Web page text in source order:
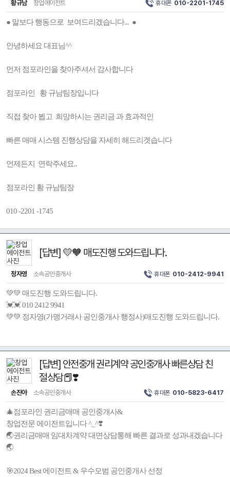
황규남 창업에이전트 휴대폰 010-2201-1745
● 말보다 행동으로 보여드리겠습니다... ●
안녕하세요 대표님^^
먼저 점포라인을 찾아주셔서 감사합니다
점포라인 황 규남팀장입니다
직접 찾아 뵙고 희망하시는 권리금 과 효과적인
빠른 매매 시스템 진행상담을 자세히 해드리겟습니다
언제든지 연락주세요..
점포라인 황 규남팀장
010 -2201 -1745
[답변] 💛🧡 매도진행 도와드립니다.
정자영 소속공인중개사 휴대폰 010-2412-9941
💚💚 매도진행 도와드립니다.
💓💓 010 2412 9941
💚💚 정자영(가맹거래사 공인중개사 행정사)매도진행 도와드립니다.
[답변] 안전중개 권리계약 공인중개사 빠른상담 친
절상담📕❣️
손진아 소속공인중개사 휴대폰 010-5823-6417
🎄점포라인 권리금매매 공인중개사&
창업전문 에이전트입니다 ^_^❣️
🌏권리금매매 임대차계약 대면상담통해 빠른 결과로 성과내겠습니다
🌏
🎯2024 Best 에이전트 & 우수모범 공인중개사 선정